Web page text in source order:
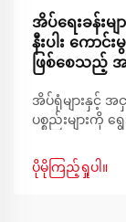
အိပ်ရေးခန်းမ
နီးပါး ကောင်
ဖြစ်စေသည့်
အိပ်ရုံများနှင့်
ပစ္စည်းများကို
စဉ်းစားရန် လို
ထုံးစွဲမှု (Bunk
ပိုမိုကြည့်ရှုပါ။